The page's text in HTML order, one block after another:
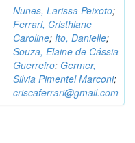
Nunes, Larissa Peixoto;
Ferrari, Cristhiane
Caroline; Ito, Danielle;
Souza, Elaine de Cássia
Guerreiro; Germer,
Silvia Pimentel Marconi;
criscaferrari@gmail.com